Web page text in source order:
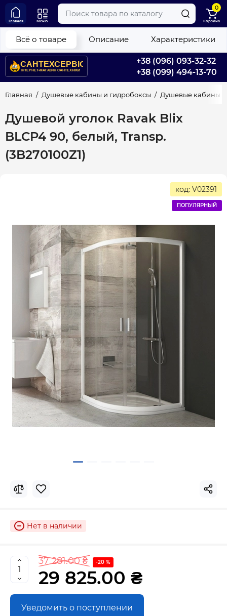
+38 (096) 093-32-32
+38 (099) 494-13-70
Главная Меню
0
Корзина
Главная Душевые кабины и гидробоксы Душевые кабины
Душевой уголок Ravak Blix
BLCP4 90, белый, Transp.
(3B270100Z1)
Всё о товаре Описание Характеристики
код: V02391
ПОПУЛЯРНЫЙ
Нет в наличии
37 281.00 ₴ -20 %
29 825.00 ₴
Уведомить о поступлении